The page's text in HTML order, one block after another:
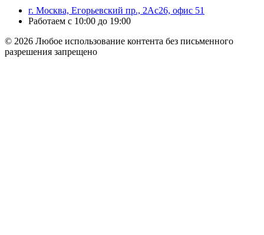
г. Москва, Егорьевский пр., 2Ас26, офис 51
Работаем с 10:00 до 19:00
© 2026 Любое использование контента без письменного
разрешения запрещено